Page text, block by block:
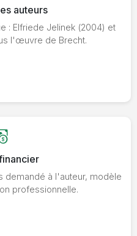
auteurs
: Elfriede Jelinek (2004) et
l'œuvre de Brecht.
demandé à l'auteur, modèle
professionnelle.